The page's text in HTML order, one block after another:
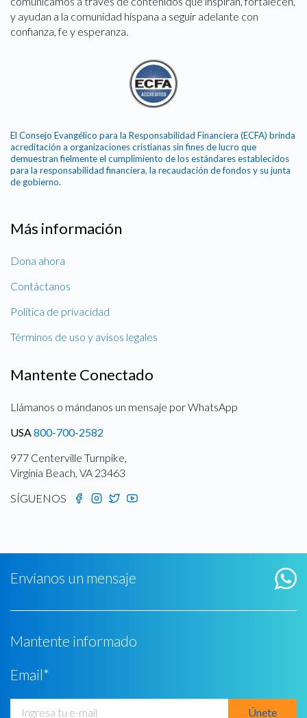
y ayudan a la comunidad hispana a seguir adelante con
confianza, fe y esperanza.
El Consejo Evangélico para la Responsabilidad Financiera (ECFA) brinda
acreditación a organizaciones cristianas sin fines de lucro que
demuestran fielmente el cumplimiento de los estándares establecidos
para la responsabilidad financiera, la recaudación de fondos y su junta
de gobierno.
Más información
Dona ahora
Contáctanos
Política de privacidad
Términos de uso y avisos legales
Mantente Conectado
Llámanos o mándanos un mensaje por WhatsApp
USA800-700-2582
977 Centerville Turnpike,
Virginia Beach, VA 23463
SÍGUENOS
Envíanos un mensaje
Mantente informado
Email*